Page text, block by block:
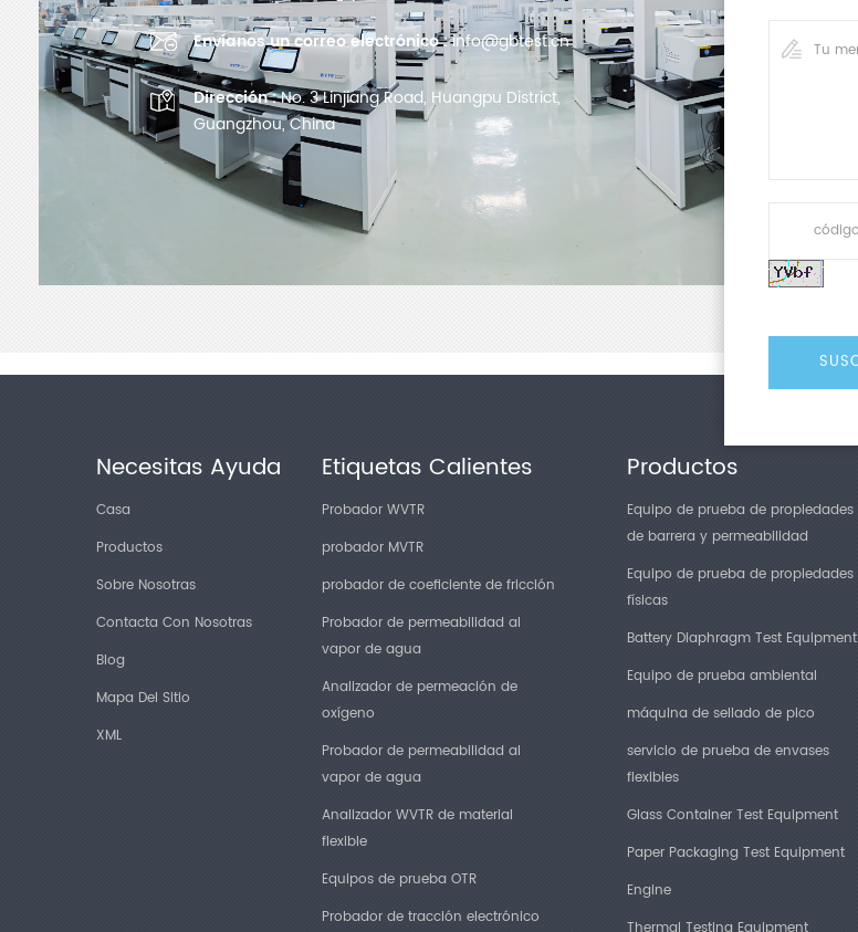
Envíanos un correo electrónico :info@gbtest.cn
Dirección :No. 3 Linjiang Road, Huangpu District,
Guangzhou, China
Necesitas Ayuda
Casa
Productos
Sobre Nosotras
Contacta Con Nosotras
Blog
Mapa Del Sitio
XML
Etiquetas Calientes
Probador WVTR
probador MVTR
probador de coeficiente de fricción
Probador de permeabilidad al
vapor de agua
Analizador de permeación de
oxígeno
Probador de permeabilidad al
vapor de agua
Analizador WVTR de material
flexible
Equipos de prueba OTR
Probador de tracción electrónico
Productos
Equipo de prueba de propiedades
de barrera y permeabilidad
Equipo de prueba de propiedades
físicas
Battery Diaphragm Test Equipment
Equipo de prueba ambiental
máquina de sellado de pico
servicio de prueba de envases
flexibles
Glass Container Test Equipment
Paper Packaging Test Equipment
Engine